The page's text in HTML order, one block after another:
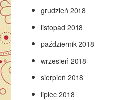
grudzień 2018
listopad 2018
październik 2018
wrzesień 2018
sierpień 2018
lipiec 2018